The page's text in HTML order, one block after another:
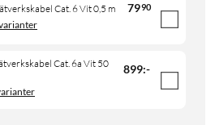
Cat. 6 Vit 0,5 m 7990
Cat. 6a Vit 50
899:-